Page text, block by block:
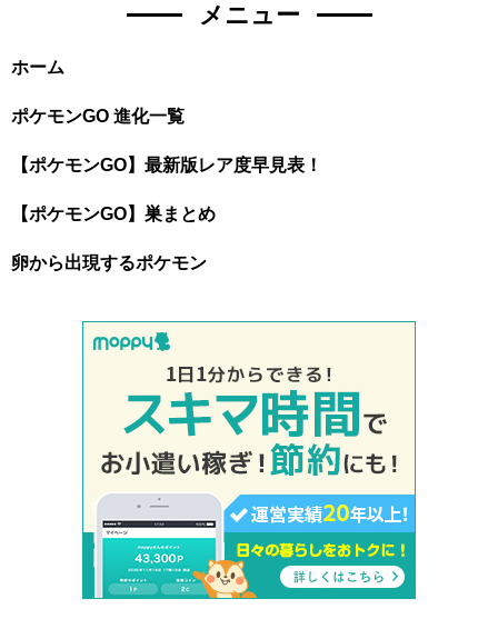
メニュー
ホーム
ポケモンGO 進化一覧
【ポケモンGO】最新版レア度早見表！
【ポケモンGO】巣まとめ
卵から出現するポケモン